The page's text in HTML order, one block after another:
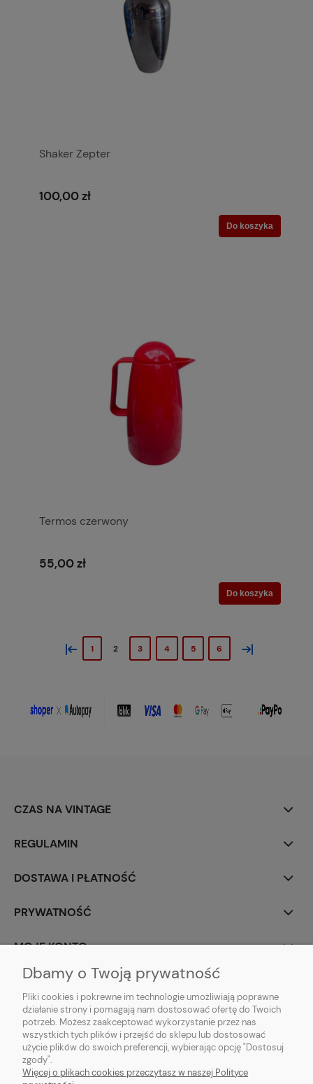
Shaker Zepter
100,00 zł
Do koszyka
Termos czerwony
55,00 zł
Do koszyka
« 1 2 3 4 5 6 »
CZAS NA VINTAGE
REGULAMIN
DOSTAWA I PŁATNOŚĆ
PRYWATNOŚĆ
MOJE KONTO
PARTNERZY
Dbamy o Twoją prywatność
Pliki cookies i pokrewne im technologie umożliwiają poprawne
działanie strony i pomagają nam dostosować ofertę do Twoich
potrzeb. Możesz zaakceptować wykorzystanie przez nas
wszystkich tych plików i przejść do sklepu lub dostosować
użycie plików do swoich preferencji, wybierając opcję "Dostosuj
zgody".
Więcej o plikach cookies przeczytasz w naszej Polityce